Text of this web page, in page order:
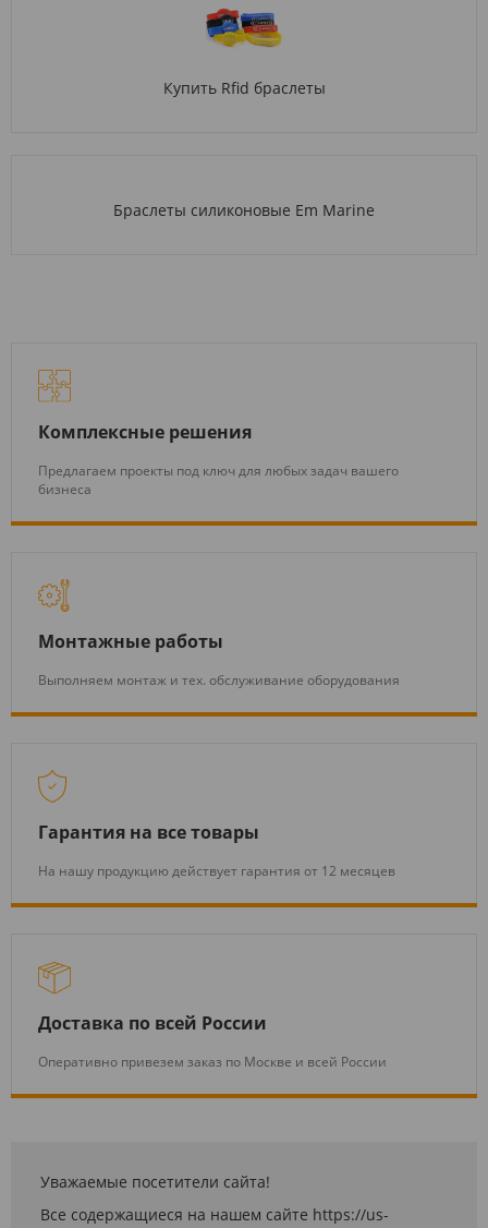
Купить Rfid браслеты
Браслеты силиконовые Em Marine
Комплексные решения
Предлагаем проекты под ключ для любых задач вашего
бизнеса
Монтажные работы
Выполняем монтаж и тех. обслуживание оборудования
Гарантия на все товары
На нашу продукцию действует гарантия от 12 месяцев
Доставка по всей России
Оперативно привезем заказ по Москве и всей России
Уважаемые посетители сайта!
Все содержащиеся на нашем сайте https://us-